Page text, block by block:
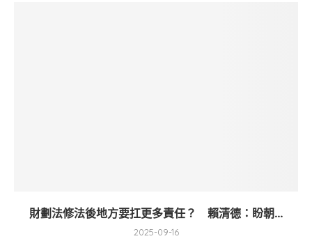
財劃法修法後地方要扛更多責任？ 賴清德：盼朝...
2025-09-16